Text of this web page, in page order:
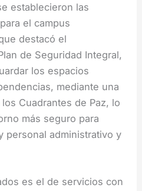
establecieron las
el campus
destacó el
de Seguridad Integral,
los espacios
mediante una
Cuadrantes de Paz, lo
más seguro para
personal administrativo y
es el de servicios con